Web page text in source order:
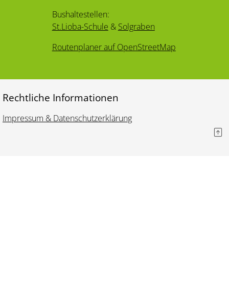
Bushaltestellen:
St.Lioba-Schule & Solgraben
Routenplaner auf OpenStreetMap
Rechtliche Informationen
Impressum & Datenschutzerklärung